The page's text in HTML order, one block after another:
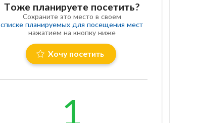
Тоже планируете посетить?
Сохраните это место в своем
списке планируемых для посещения мест
нажатием на кнопку ниже
Хочу посетить
1